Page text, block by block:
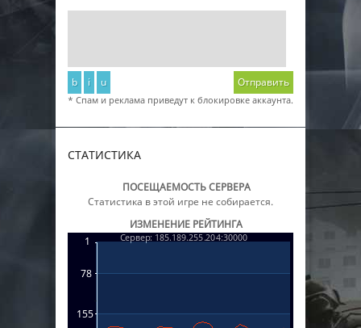
b i u Отправить
* Спам и реклама приведут к блокировке аккаунта.
СТАТИСТИКА
ПОСЕЩАЕМОСТЬ СЕРВЕРА
Статистика в этой игре не собирается.
ИЗМЕНЕНИЕ РЕЙТИНГА